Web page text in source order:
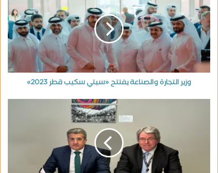
وزير التجارة والصناعة يفتتح «سيتي سكيب قطر 2023»